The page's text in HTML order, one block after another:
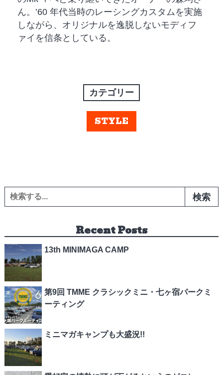
ん。’60 年代当時のレーシングカスタムを実施
しながら、オリジナルを逸脱しないモディフ
ァイを信条としている。
カテゴリー
STYLE
検索:
Recent Posts
13th MINIMAGA CAMP
第9回 TMME クラシックミニ・七ヶ宿パークミ
ーティング
ミニマガキャンプも大盛況!!